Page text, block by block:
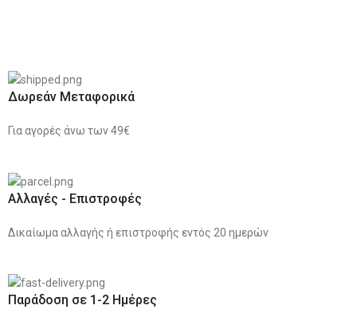
Δωρεάν Μεταφορικά
Για αγορές άνω των 49€
Αλλαγές - Επιστροφές
Δικαίωμα αλλαγής ή επιστροφής εντός 20 ημερών
Παράδοση σε 1-2 Ημέρες